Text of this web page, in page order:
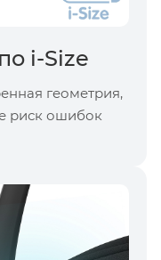
i-Size
геометрия,
риск ошибок